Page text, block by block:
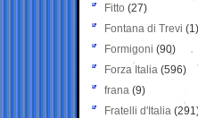
Fitto (27)
Fontana di Trevi (1)
Formigoni (90)
Forza Italia (596)
frana (9)
Fratelli d'Italia